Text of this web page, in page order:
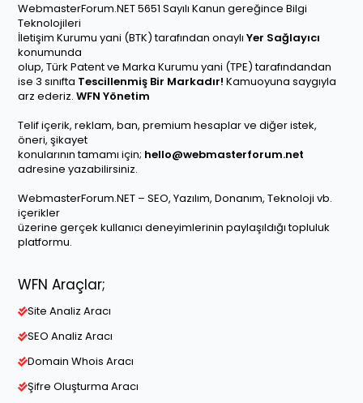
WebmasterForum.NET 5651 Sayılı Kanun gereğince Bilgi
Teknolojileri
İletişim Kurumu yani (BTK) tarafından onaylı Yer Sağlayıcı
konumunda
olup, Türk Patent ve Marka Kurumu yani (TPE) tarafındandan
ise 3 sınıfta Tescillenmiş Bir Markadır! Kamuoyuna saygıyla
arz ederiz. WFN Yönetim
Telif içerik, reklam, ban, premium hesaplar ve diğer istek,
öneri, şikayet
konularının tamamı için; hello@webmasterforum.net
adresine yazabilirsiniz.
WebmasterForum.NET – SEO, Yazılım, Donanım, Teknoloji vb.
içerikler
üzerine gerçek kullanıcı deneyimlerinin paylaşıldığı topluluk
platformu.
WFN Araçlar;
Site Analiz Aracı
SEO Analiz Aracı
Domain Whois Aracı
Şifre Oluşturma Aracı